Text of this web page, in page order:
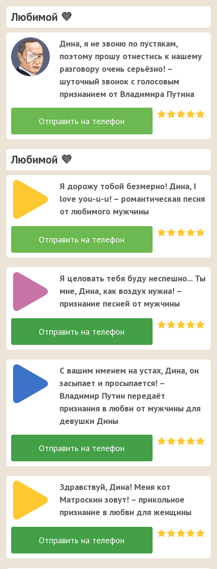
Любимой 💜
Дина, я не звоню по пустякам,
поэтому прошу отнестись к нашему
разговору очень серьёзно! –
шуточный звонок с голосовым
признанием от Владимира Путина
Любимой 💜
Я дорожу тобой безмерно! Дина, I
love you-u-u! – романтическая песня
от любимого мужчины
Я целовать тебя буду неспешно... Ты
мне, Дина, как воздух нужна! –
признание песней от мужчины
С вашим именем на устах, Дина, он
засыпает и просыпается! –
Владимир Путин передаёт
признания в любви от мужчины для
девушки Дины
Здравствуй, Дина! Меня кот
Матроскин зовут! – прикольное
признание в любви для женщины